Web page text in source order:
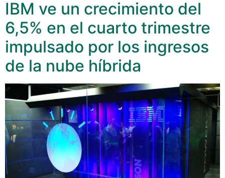
IBM ve un crecimiento del
6,5% en el cuarto trimestre
impulsado por los ingresos
de la nube híbrida